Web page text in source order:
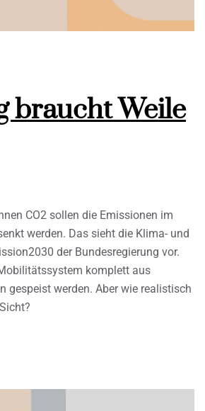
braucht Weile
CO2 sollen die Emissionen im
werden. Das sieht die Klima- und
der Bundesregierung vor.
komplett aus
gespeist werden. Aber wie realistisch